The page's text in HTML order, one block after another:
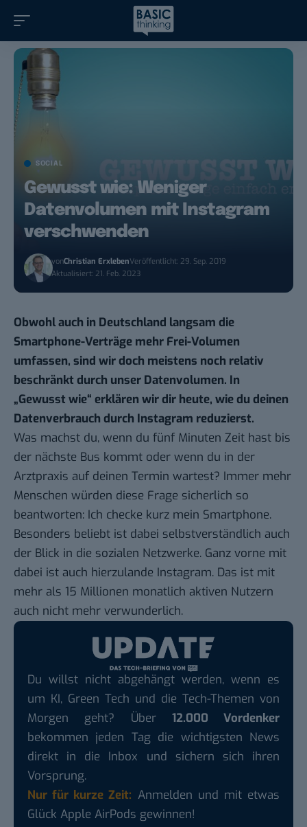
SOCIAL
Gewusst wie: Weniger
Datenvolumen mit Instagram
verschwenden
vonChristian ErxlebenVeröffentlicht: 29. Sep. 2019
Aktualisiert: 21. Feb. 2023
Obwohl auch in Deutschland langsam die
Smartphone-Verträge mehr Frei-Volumen
umfassen, sind wir doch meistens noch relativ
beschränkt durch unser Datenvolumen. In
„Gewusst wie“ erklären wir dir heute, wie du deinen
Datenverbrauch durch Instagram reduzierst.
Was machst du, wenn du fünf Minuten Zeit hast bis
der nächste Bus kommt oder wenn du in der
Arztpraxis auf deinen Termin wartest? Immer mehr
Menschen würden diese Frage sicherlich so
beantworten: Ich checke kurz mein Smartphone.
Besonders beliebt ist dabei selbstverständlich auch
der Blick in die sozialen Netzwerke. Ganz vorne mit
dabei ist auch hierzulande Instagram. Das ist mit
mehr als 15 Millionen monatlich aktiven Nutzern
auch nicht mehr verwunderlich.
Du willst nicht abgehängt werden, wenn es
um KI, Green Tech und die Tech-Themen von
Morgen geht? Über 12.000 Vordenker
bekommen jeden Tag die wichtigsten News
direkt in die Inbox und sichern sich ihren
Vorsprung.
Nur für kurze Zeit: Anmelden und mit etwas
Glück Apple AirPods gewinnen!